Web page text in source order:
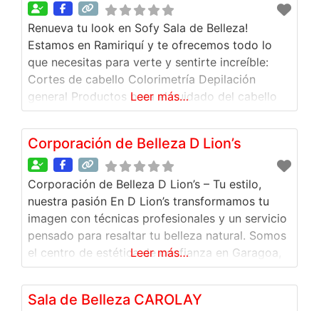
bioseguridad
Arte en
Renueva tu look en Sofy Sala de Belleza!
Estamos en Ramiriquí y te ofrecemos todo lo
que necesitas para verte y sentirte increíble:
Cortes de cabello Colorimetría Depilación
general Productos para el cuidado del cabello
Agenda tu cita hoy mismo 314 462 7209 Sofy
Sala de Belleza, belleza que se nota
Leer más…
Corporación de Belleza D Lion’s
Corporación de Belleza D Lion’s – Tu estilo,
nuestra pasión En D Lion’s transformamos tu
imagen con técnicas profesionales y un servicio
pensado para resaltar tu belleza natural. Somos
el centro de estética de confianza en Garagoa,
Boyacá, donde cada detalle cuenta y cada
cliente es especial. Ofrecemos un portafolio
completo para que te veas y te sientas increíble:
Leer más…
Sala de Belleza CAROLAY